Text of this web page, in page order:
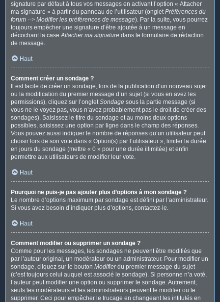
signature par défaut à tous vos messages en activant l’option « Attacher
ma signature » à partir du panneau de l’utilisateur (ongletPréférences du
forum --> Modifier les préférences de message). Par la suite, vous pourrez
toujours empêcher une signature d’être ajoutée à un message en
décochant la caseAttacher ma signature dans le formulaire de rédaction
de message.
Haut
Comment créer un sondage ?
Il est facile de créer un sondage, lors de la publication d’un nouveau sujet
ou la modification du premier message d’un sujet (si vous en avez les
permissions), cliquez sur l’ongletSondage sous la partie message (si
vous ne le voyez pas, vous n’avez probablement pas le droit de créer des
sondages). Saisissez le titre du sondage et au moins deux options
possibles, saisissez une option par ligne dans le champ des réponses.
Vous pouvez aussi indiquer le nombre de réponses qu’un utilisateur peut
choisir lors de son vote dans « Option(s) par l’utilisateur », limiter la durée
en jours du sondage (mettre « 0 » pour une durée illimitée) et enfin
permettre aux utilisateurs de modifier leur vote.
Haut
Pourquoi ne puis-je pas ajouter plus d’options à mon sondage ?
Le nombre d’options maximum par sondage est défini par l’administrateur.
Si vous avez besoin d’indiquer plus d’options, contactez-le.
Haut
Comment modifier ou supprimer un sondage ?
Comme pour les messages, les sondages ne peuvent être modifiés que
par l’auteur original, un modérateur ou un administrateur. Pour modifier un
sondage, cliquez sur le bouton Modifierdu premier message du sujet
(c’est toujours celui auquel est associé le sondage). Si personne n’a voté,
l’auteur peut modifier une option ou supprimer le sondage. Autrement,
seuls les modérateurs et les administrateurs peuvent le modifier ou le
supprimer. Ceci pour empêcher le trucage en changeant les intitulés en